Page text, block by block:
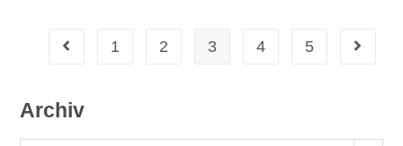
Gehe zur vorherigen Seite
1 2 3 4 5 Gehe
Archiv